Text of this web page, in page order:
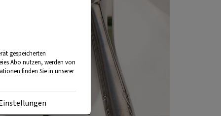
gespeicherten
Abo nutzen, werden von
finden Sie in unserer